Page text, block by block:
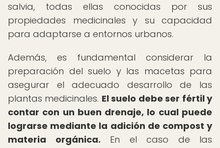
salvia, todas ellas conocidas por sus
propiedades medicinales y su capacidad
para adaptarse a entornos urbanos.
Además, es fundamental considerar la
preparación del suelo y las macetas para
asegurar el adecuado desarrollo de las
plantas medicinales. El suelo debe ser fértil y
contar con un buen drenaje, lo cual puede
lograrse mediante la adición de compost y
materia orgánica. En el caso de las